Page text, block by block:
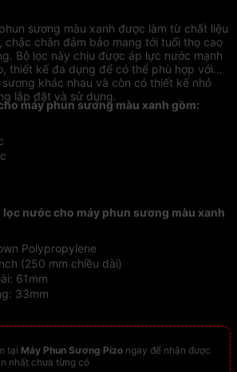
sương màu xanh được làm từ chất liệu
chắc chắn đảm bảo mang tới tuổi thọ cao
Bộ lọc này chịu được áp lực nước mạnh
thiết kế đa dụng để có thể phù hợp với
khác nhau và còn có thiết kế nhỏ
lắp đặt và sử dụng.
máy phun sương màu xanh gồm:
nước cho máy phun sương màu xanh
Polypropylene
(250 mm chiều dài)
61mm
33mm
tại Máy Phun Sương Pizo ngay để nhận được
nhất chưa từng có